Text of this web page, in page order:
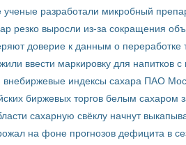
ученые разработали микробный
резко выросли из-за сокращения
доверие к данным о переработке
ввести маркировку для напитков
индексы сахара ПАО
биржевых торгов белым сахаром
сахарную свёклу начнут
на фоне прогнозов дефицита в